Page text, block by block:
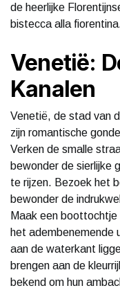
de heerlijke
bistecca alla
Venetië:
Kanalen
Venetië, de stad van
zijn romantische
Verken de smalle
bewonder de sierlijke
te rijzen. Bezoek het
bewonder de
Maak een
het adembenemende
aan de waterkant
brengen aan de
bekend om hun